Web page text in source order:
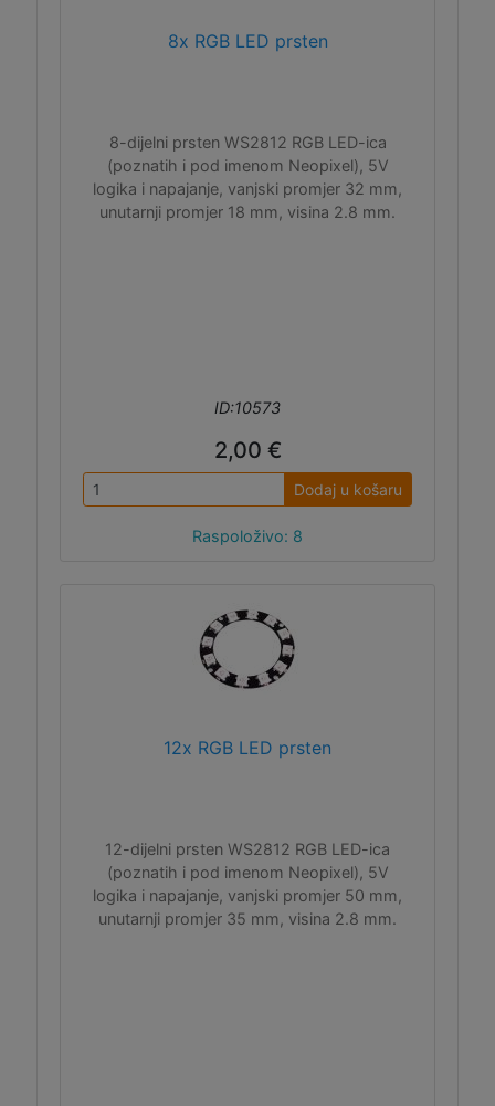
8x RGB LED prsten
8-dijelni prsten WS2812 RGB LED-ica
(poznatih i pod imenom Neopixel), 5V
logika i napajanje, vanjski promjer 32 mm,
unutarnji promjer 18 mm, visina 2.8 mm.
ID:10573
2,00 €
Dodaj u košaru
Raspoloživo: 8
12x RGB LED prsten
12-dijelni prsten WS2812 RGB LED-ica
(poznatih i pod imenom Neopixel), 5V
logika i napajanje, vanjski promjer 50 mm,
unutarnji promjer 35 mm, visina 2.8 mm.